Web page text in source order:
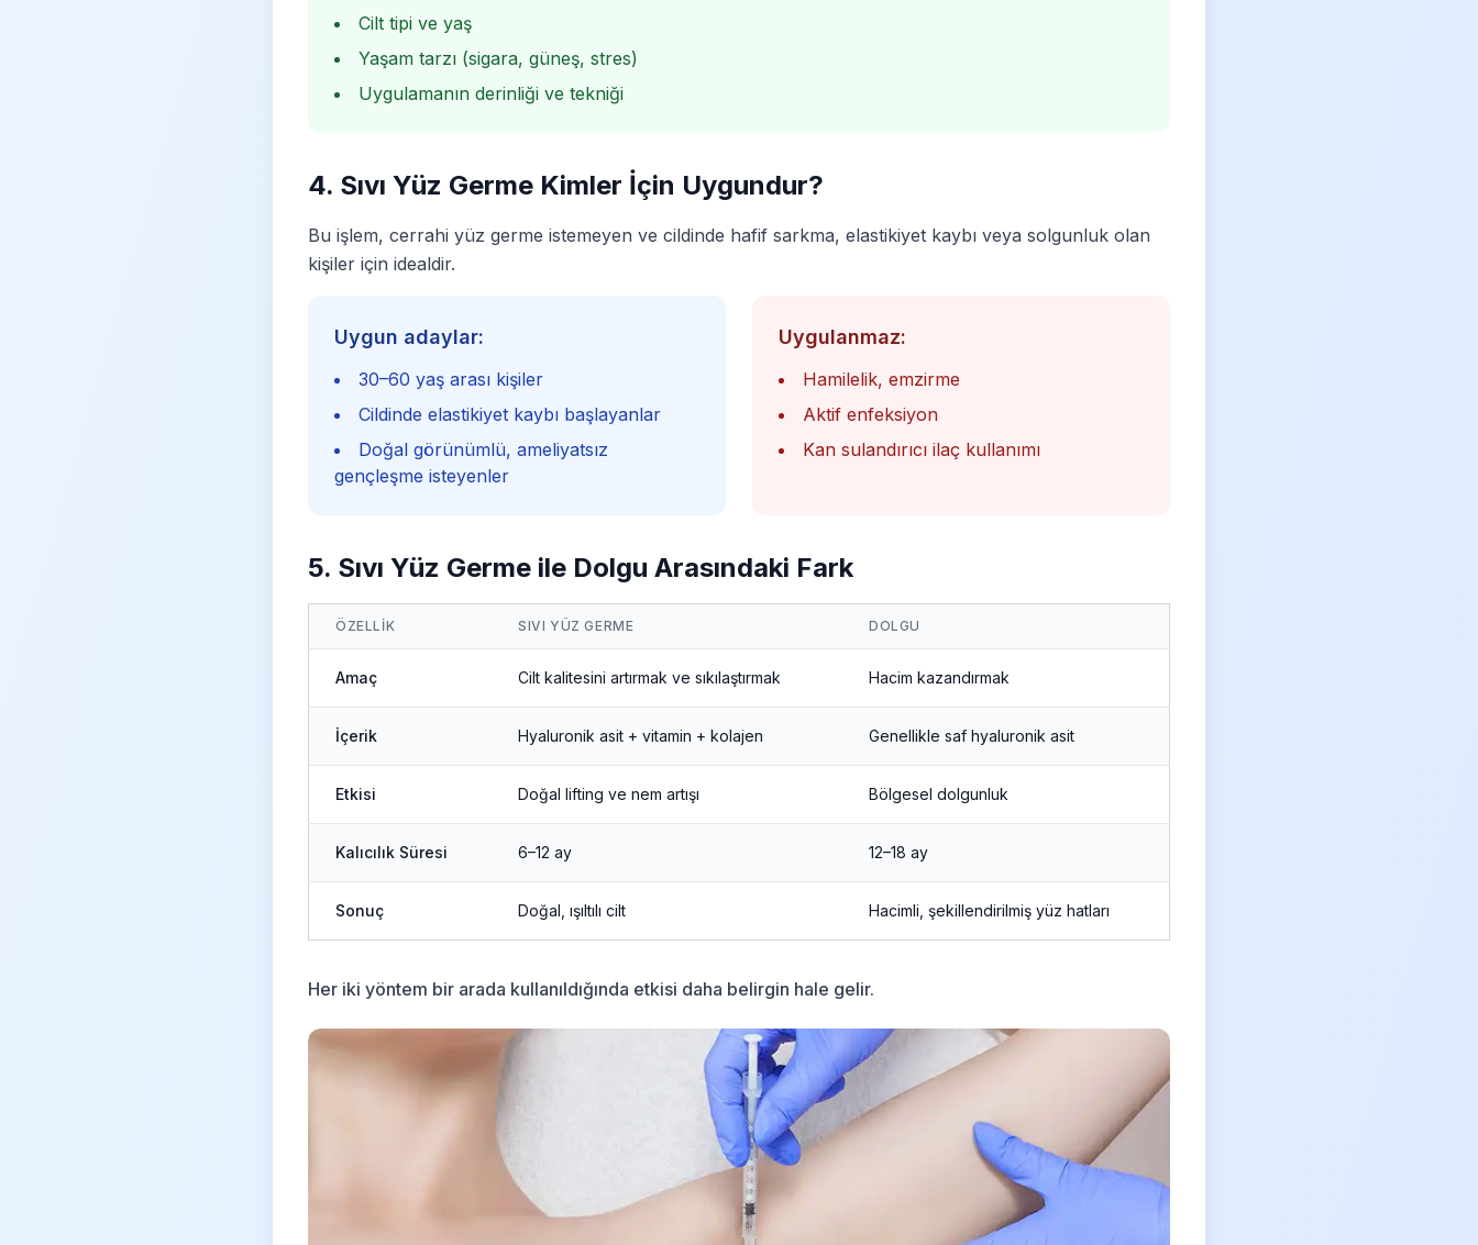
Cilt tipi ve yaş
Yaşam tarzı (sigara, güneş, stres)
Uygulamanın derinliği ve tekniği
4. Sıvı Yüz Germe Kimler İçin Uygundur?
Bu işlem, cerrahi yüz germe istemeyen ve cildinde hafif sarkma, elastikiyet kaybı veya solgunluk olan
kişiler için idealdir.
Uygun adaylar:
30–60 yaş arası kişiler
Cildinde elastikiyet kaybı başlayanlar
Doğal görünümlü, ameliyatsız
gençleşme isteyenler
Uygulanmaz:
Hamilelik, emzirme
Aktif enfeksiyon
Kan sulandırıcı ilaç kullanımı
5. Sıvı Yüz Germe ile Dolgu Arasındaki Fark
ÖZELLIK SIVI YÜZ GERME DOLGU
Amaç Cilt kalitesini artırmak ve sıkılaştırmak Hacim kazandırmak
İçerik Hyaluronik asit + vitamin + kolajen Genellikle saf hyaluronik asit
Etkisi Doğal lifting ve nem artışı Bölgesel dolgunluk
Kalıcılık Süresi 6–12 ay 12–18 ay
Sonuç Doğal, ışıltılı cilt Hacimli, şekillendirilmiş yüz hatları
Her iki yöntem bir arada kullanıldığında etkisi daha belirgin hale gelir.